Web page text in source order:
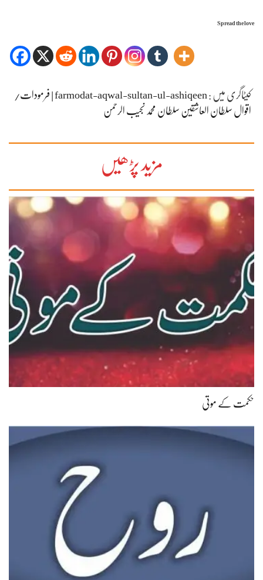
Spread the love
کیٹاگری میں :
farmodat-aqwal-sultan-ul-ashiqeen | فرمودات/
اقوال سلطان العاشقین سلطان محمد نجیب الرحمن
مزید پڑھیں
حکمت کے موتی